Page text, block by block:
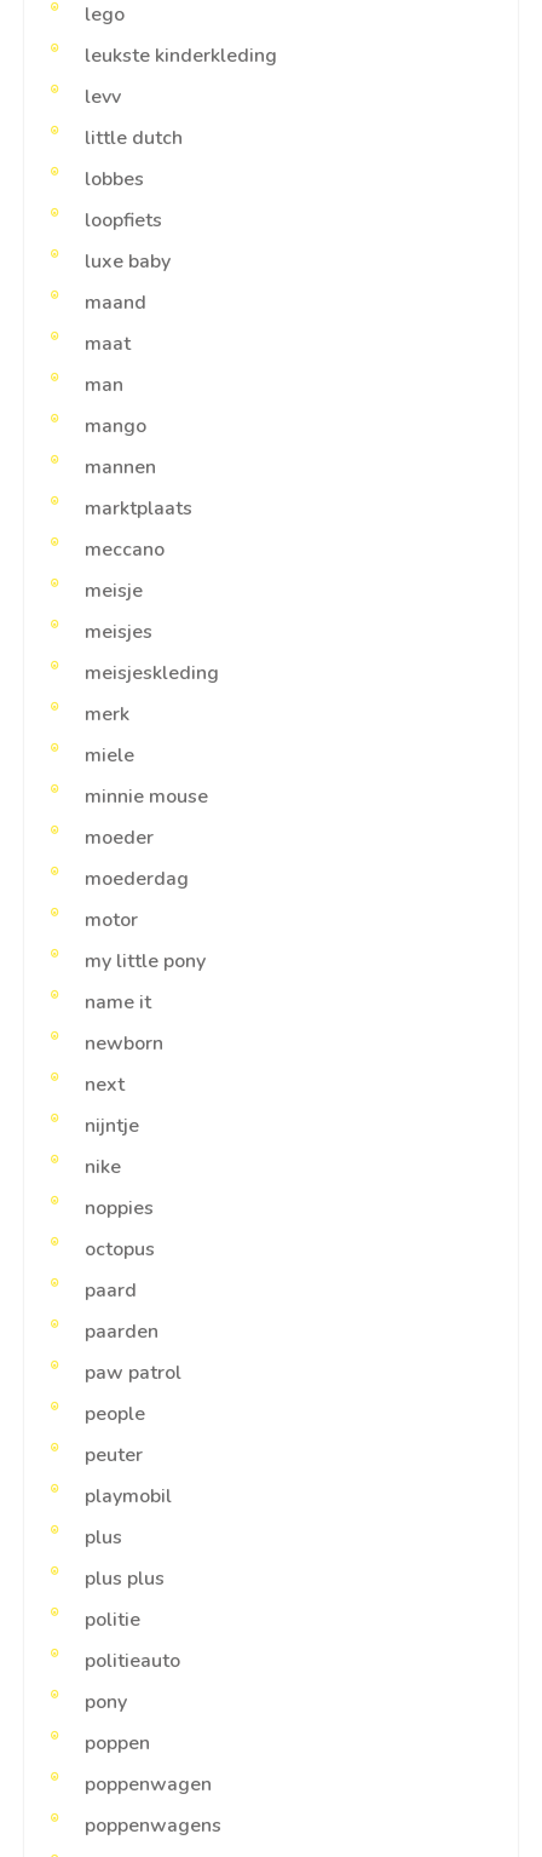
lego
leukste kinderkleding
levv
little dutch
lobbes
loopfiets
luxe baby
maand
maat
man
mango
mannen
marktplaats
meccano
meisje
meisjes
meisjeskleding
merk
miele
minnie mouse
moeder
moederdag
motor
my little pony
name it
newborn
next
nijntje
nike
noppies
octopus
paard
paarden
paw patrol
people
peuter
playmobil
plus
plus plus
politie
politieauto
pony
poppen
poppenwagen
poppenwagens